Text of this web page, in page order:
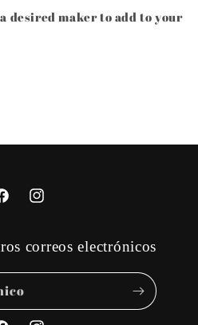
desired maker to add to your
Instagram
correos electrónicos